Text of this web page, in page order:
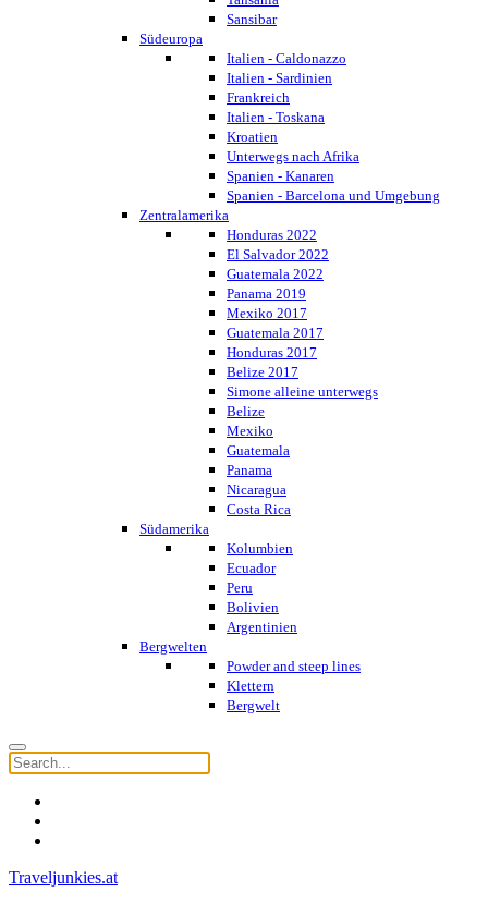
Sansibar
Südeuropa
Italien - Caldonazzo
Italien - Sardinien
Frankreich
Italien - Toskana
Kroatien
Unterwegs nach Afrika
Spanien - Kanaren
Spanien - Barcelona und Umgebung
Zentralamerika
Honduras 2022
El Salvador 2022
Guatemala 2022
Panama 2019
Mexiko 2017
Guatemala 2017
Honduras 2017
Belize 2017
Simone alleine unterwegs
Belize
Mexiko
Guatemala
Panama
Nicaragua
Costa Rica
Südamerika
Kolumbien
Ecuador
Peru
Bolivien
Argentinien
Bergwelten
Powder and steep lines
Klettern
Bergwelt
Traveljunkies.at